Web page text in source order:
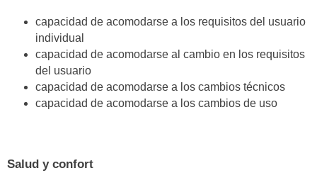
capacidad de acomodarse a los requisitos del usuario
individual
capacidad de acomodarse al cambio en los requisitos
del usuario
capacidad de acomodarse a los cambios técnicos
capacidad de acomodarse a los cambios de uso
Salud y confort